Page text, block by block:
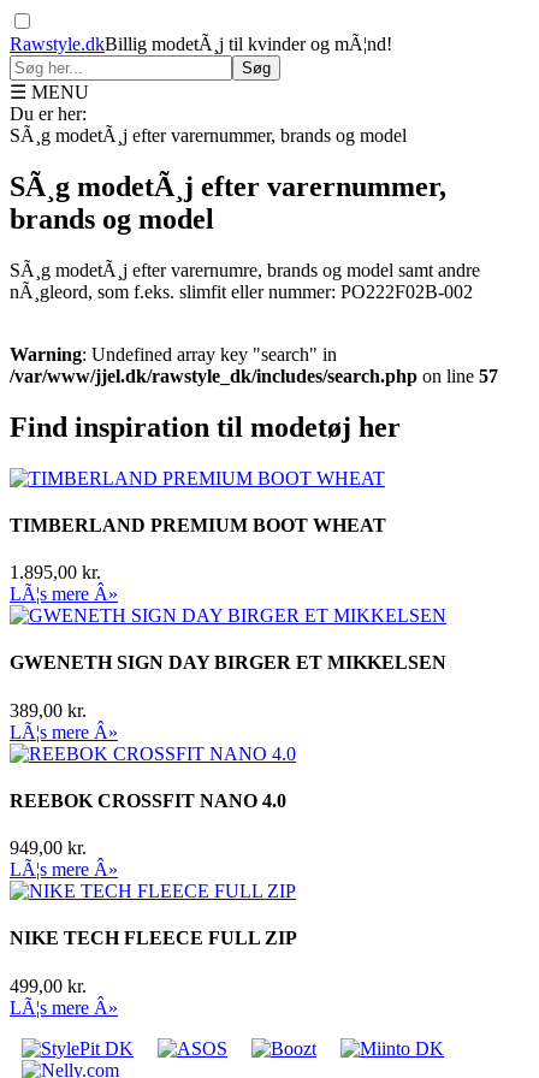
Rawstyle.dkBillig modetÃ¸j til kvinder og mÃ¦nd!
Søg
☰ MENU
Du er her:
SÃ¸g modetÃ¸j efter varernummer, brands og model
SÃ¸g modetÃ¸j efter varernummer,
brands og model
SÃ¸g modetÃ¸j efter varernumre, brands og model samt andre
nÃ¸gleord, som f.eks. slimfit eller nummer: PO222F02B-002
Warning: Undefined array key "search" in
/var/www/jjel.dk/rawstyle_dk/includes/search.php on line 57
Find inspiration til modetøj her
TIMBERLAND PREMIUM BOOT WHEAT
1.895,00 kr.
LÃ¦s mere Â»
GWENETH SIGN DAY BIRGER ET MIKKELSEN
389,00 kr.
LÃ¦s mere Â»
REEBOK CROSSFIT NANO 4.0
949,00 kr.
LÃ¦s mere Â»
NIKE TECH FLEECE FULL ZIP
499,00 kr.
LÃ¦s mere Â»